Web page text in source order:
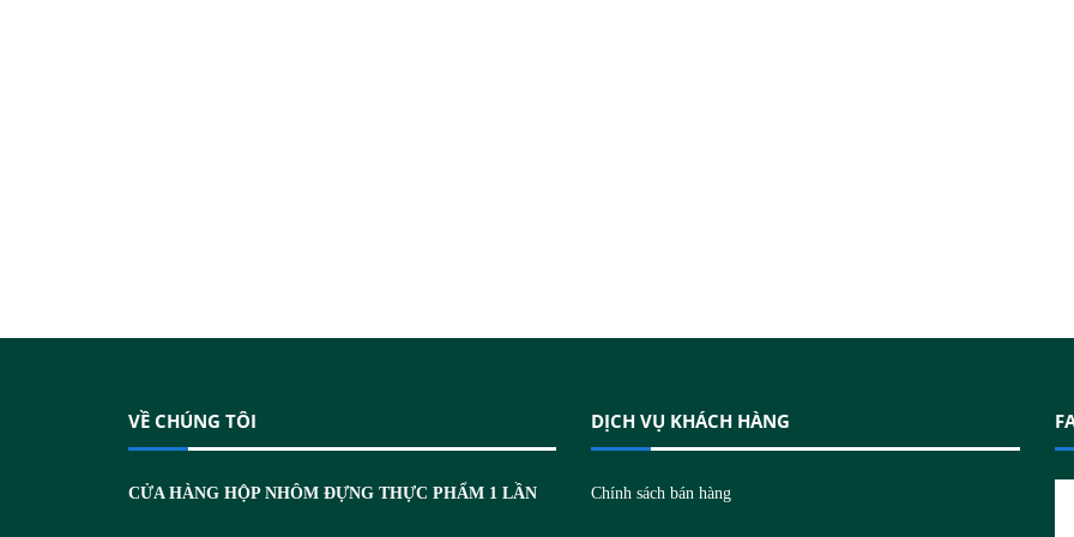
VỀ CHÚNG TÔI
CỬA HÀNG HỘP NHÔM ĐỰNG THỰC PHẨM 1 LẦN
DỊCH VỤ KHÁCH HÀNG
Chính sách bán hàng